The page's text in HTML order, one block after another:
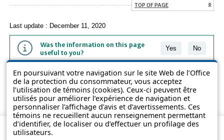
En poursuivant votre navigation sur le site Web de l’Office
de la protection du consommateur, vous acceptez
l’utilisation de témoins (cookies). Ceux-ci peuvent être
utilisés pour améliorer l’expérience de navigation et
personnaliser l’affichage d’avis et d’avertissements. Ces
témoins ne recueillent aucun renseignement permettant
d’identifier, de localiser ou d’effectuer un profilage des
utilisateurs.
TOP OF PAGE
Last update : December 11, 2020
Was the information on this page
useful to you?
Yes No
The information contained on this page is presented in simple terms to
make it easier to understand. It does not replace the texts of the laws
and regulations.